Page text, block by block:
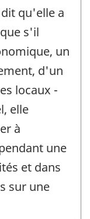
qu'elle a
s'il
un
d'un
locaux -
elle
à
une
et dans
sur une